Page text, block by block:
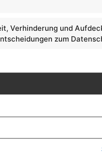
Verhinderung und
zum